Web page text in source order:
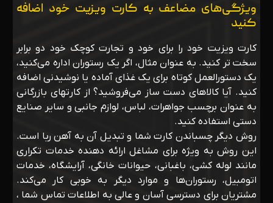
ویژگی‌های مضاعف به کارت ویزیت خود اضافه
کنید
کارت ویزیت خود را برای خود و تجارت کوچک خود دو برابر
سخت تر کنید. به عنوان مثال، اگر یک رستوران اداره می‌کنید،
یک دستورالعمل کوتاه برای یک غذای آماده یا نوشیدنی اضافه
کنید. آیا کالاهای دست ساز می‌فروشید؟ از کارتهای بازرگانی
به عنوان برچسب جواهرات، لباس، لوازم جانبی و سایر صنایع
دستی استفاده کنید.
روش دیگر چسباندن کارت شما و تبدیل آن به آهن ربا است.
این روش به ویژه برای مشاغل ارائه دهنده خدمات تکراری
مانند لوله کشی، باغبانی، حیوانات خانگی، آرایشگاه، خدمات
اتومبیل، رستوران‌ها و موارد دیگر به خوبی کار می‌کند.
مشتریان برای دسترسی آسان و عالی به اطلاعات تماس شما ،